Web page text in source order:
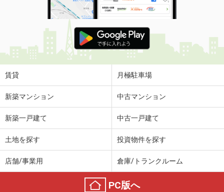
賃貸 月極駐車場
新築マンション 中古マンション
新築一戸建て 中古一戸建て
土地を探す 投資物件を探す
店舗/事業用 倉庫/トランクルーム
PC版へ